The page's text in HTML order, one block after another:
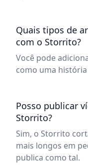
Quais tipos de
com o Storrito?
Você pode
como uma
Posso publicar
Storrito?
Sim, o Storrito
mais longos em
publica como tal.